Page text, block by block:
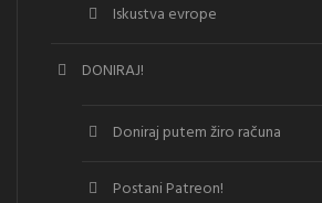
Iskustva evrope
DONIRAJ!
Doniraj putem žiro računa
Postani Patreon!